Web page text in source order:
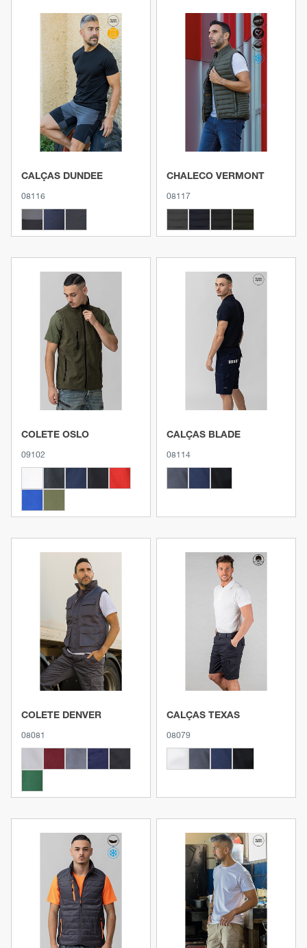
Ver produto
CALÇAS DUNDEE
08116
Ver produto
CHALECO VERMONT
08117
Ver produto
COLETE OSLO
09102
Ver produto
CALÇAS BLADE
08114
Ver produto
COLETE DENVER
08081
Ver produto
CALÇAS TEXAS
08079
Ver produto Ver produto